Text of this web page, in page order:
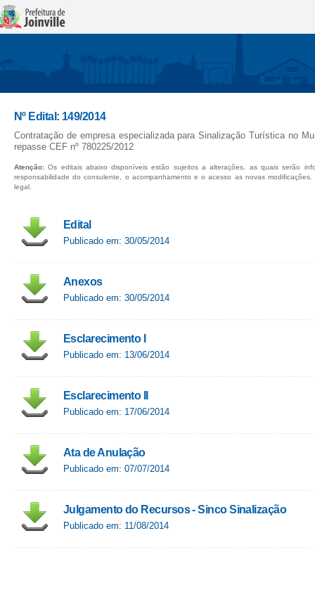
Nº Edital: 149/2014
Contratação de empresa especializada para Sinalização Turística no
repasse CEF nº 780225/2012
Atenção: Os editais abaixo disponíveis estão sujeitos a alterações, as quais serão
responsabilidade do consulente, o acompanhamento e o acesso as novas
legal.
Edital
Publicado em: 30/05/2014
Anexos
Publicado em: 30/05/2014
Esclarecimento I
Publicado em: 13/06/2014
Esclarecimento II
Publicado em: 17/06/2014
Ata de Anulação
Publicado em: 07/07/2014
Julgamento do Recursos - Sinco Sinalização
Publicado em: 11/08/2014